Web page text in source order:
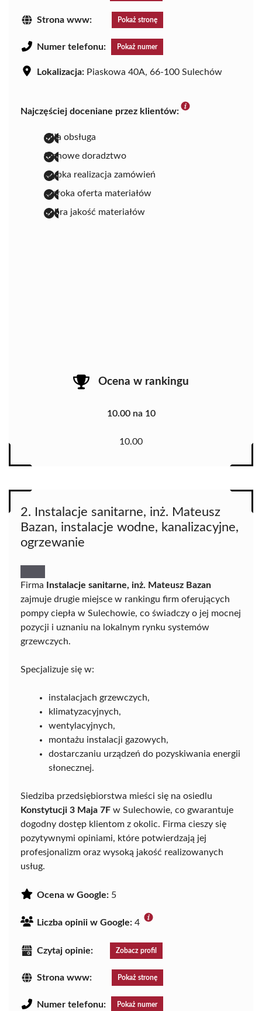
Strona www: Pokaż stronę
Numer telefonu: Pokaż numer
Lokalizacja: Piaskowa 40A, 66-100 Sulechów
Najczęściej doceniane przez klientów:
miła obsługa
fachowe doradztwo
szybka realizacja zamówień
szeroka oferta materiałów
dobra jakość materiałów
Ocena w rankingu
10.00 na 10
10.00
2. Instalacje sanitarne, inż. Mateusz
Bazan, instalacje wodne, kanalizacyjne,
ogrzewanie
Firma
Instalacje sanitarne, inż. Mateusz Bazan
zajmuje drugie miejsce w rankingu firm oferujących
pompy ciepła w Sulechowie, co świadczy o jej mocnej
pozycji i uznaniu na lokalnym rynku systemów
grzewczych.
Specjalizuje się w:
instalacjach grzewczych,
klimatyzacyjnych,
wentylacyjnych,
montażu instalacji gazowych,
dostarczaniu urządzeń do pozyskiwania energii
słonecznej.
Siedziba przedsiębiorstwa mieści się na osiedlu
Konstytucji 3 Maja 7F w Sulechowie, co gwarantuje
dogodny dostęp klientom z okolic. Firma cieszy się
pozytywnymi opiniami, które potwierdzają jej
profesjonalizm oraz wysoką jakość realizowanych
usług.
Ocena w Google: 5
Liczba opinii w Google: 4
Czytaj opinie: Zobacz profil
Strona www: Pokaż stronę
Numer telefonu: Pokaż numer